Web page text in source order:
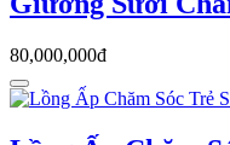
80,000,000đ